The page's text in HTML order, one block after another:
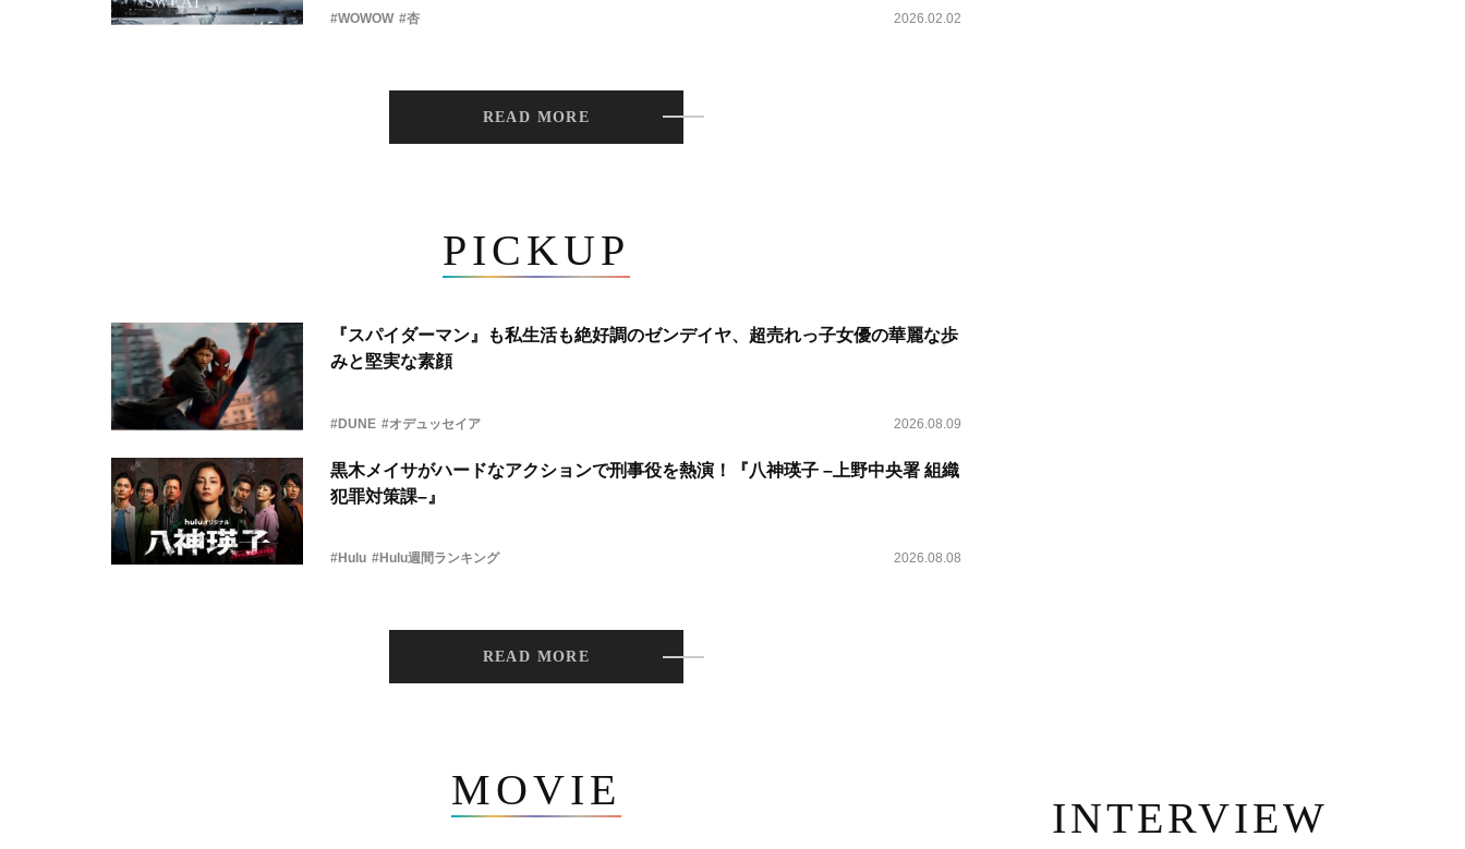
#WOWOW #杏 2026.02.02
READ MORE
PICKUP
『スパイダーマン』も私生活も絶好調のゼンデイヤ、超売れっ子女優の華麗な歩
みと堅実な素顔
#DUNE #オデュッセイア 2026.08.09
黒木メイサがハードなアクションで刑事役を熱演！『八神瑛子 –上野中央署 組織
犯罪対策課–』
#Hulu #Hulu週間ランキング 2026.08.08
READ MORE
MOVIE
INTERVIEW